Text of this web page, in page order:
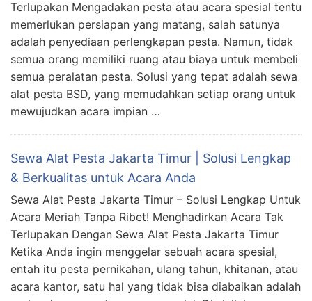
Terlupakan Mengadakan pesta atau acara spesial tentu
memerlukan persiapan yang matang, salah satunya
adalah penyediaan perlengkapan pesta. Namun, tidak
semua orang memiliki ruang atau biaya untuk membeli
semua peralatan pesta. Solusi yang tepat adalah sewa
alat pesta BSD, yang memudahkan setiap orang untuk
mewujudkan acara impian …
Sewa Alat Pesta Jakarta Timur | Solusi Lengkap
& Berkualitas untuk Acara Anda
Sewa Alat Pesta Jakarta Timur – Solusi Lengkap Untuk
Acara Meriah Tanpa Ribet! Menghadirkan Acara Tak
Terlupakan Dengan Sewa Alat Pesta Jakarta Timur
Ketika Anda ingin menggelar sebuah acara spesial,
entah itu pesta pernikahan, ulang tahun, khitanan, atau
acara kantor, satu hal yang tidak bisa diabaikan adalah